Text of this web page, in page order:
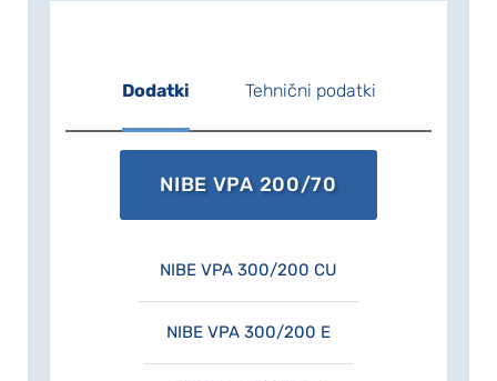
Dodatki Tehnični podatki
NIBE VPA 200/70
NIBE VPA 300/200 CU
NIBE VPA 300/200 E